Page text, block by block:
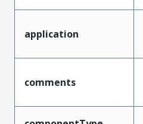
application
comments